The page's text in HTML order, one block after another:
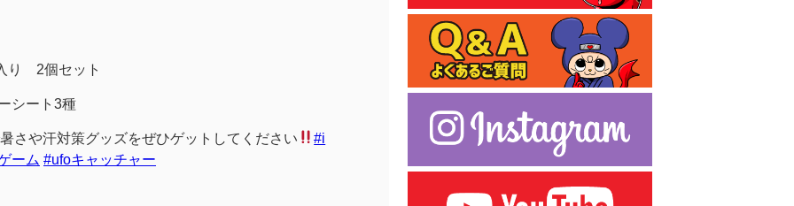
り 2個セット
シート3種
さや汗対策グッズをぜひゲットしてください
#i
ーム #ufoキャッチャー